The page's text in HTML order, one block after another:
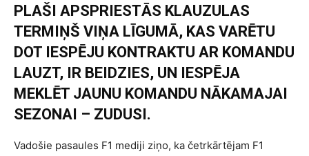
PLAŠI APSPRIESTĀS KLAUZULAS
TERMIŅŠ VIŅA LĪGUMĀ, KAS VARĒTU
DOT IESPĒJU KONTRAKTU AR KOMANDU
LAUZT, IR BEIDZIES, UN IESPĒJA
MEKLĒT JAUNU KOMANDU NĀKAMAJAI
SEZONAI – ZUDUSI.
Vadošie pasaules F1 mediji ziņo, ka četrkārtējam F1